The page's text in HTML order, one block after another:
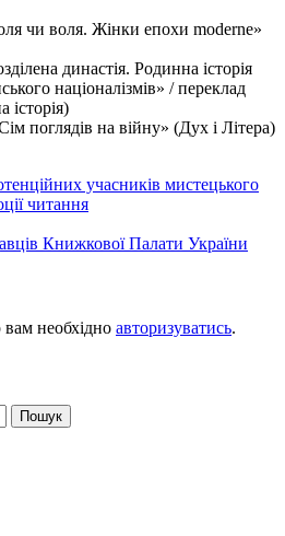
чи воля. Жінки епохи moderne»
династія. Родинна історія
націоналізмів» / переклад
історія)
поглядів на війну» (Дух і Літера)
учасників мистецького
читання
Книжкової Палати України
необхідно авторизуватись.
Пошук